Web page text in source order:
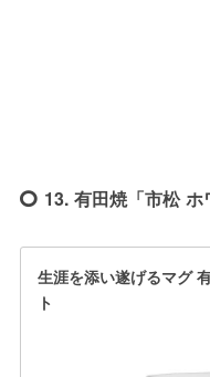
13. 有田焼「市松 ホ
生涯を添い遂げるマグ
ト